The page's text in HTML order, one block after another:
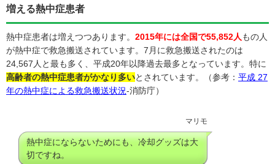
増える熱中症患者
熱中症患者は増えつつあります。 2015年には全国で55,852人 もの人
が熱中症で救急搬送されています。7月に救急搬送されたのは
24,567人と最も多く、平成20年以降過去最多となっています。特に
高齢者の熱中症患者がかなり多いとされています。（参考： 平成 27
年の熱中症による救急搬送状況-消防庁）
マリモ
熱中症にならないためにも、冷却グッズは大
切ですね。